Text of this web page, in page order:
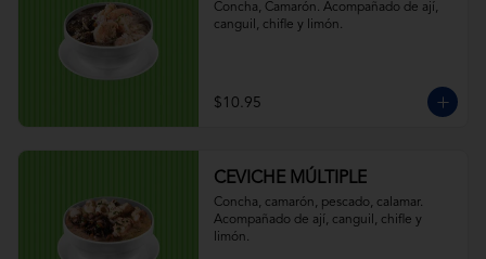
Concha, Camarón. Acompañado de ají,
canguil, chifle y limón.
$10.95
CEVICHE MÚLTIPLE
Concha, camarón, pescado, calamar.
Acompañado de ají, canguil, chifle y
limón.